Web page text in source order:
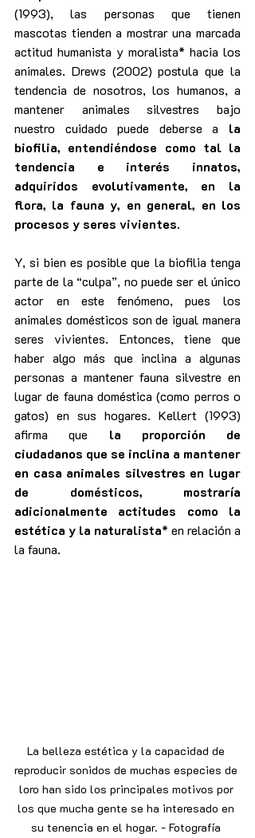
(1993), las personas que tienen
mascotas tienden a mostrar una marcada
actitud humanista y moralista* hacia los
animales. Drews (2002) postula que la
tendencia de nosotros, los humanos, a
mantener animales silvestres bajo
nuestro cuidado puede deberse a la
biofilia, entendiéndose como tal la
tendencia e interés innatos,
adquiridos evolutivamente, en la
flora, la fauna y, en general, en los
procesos y seres vivientes.
Y, si bien es posible que la biofilia tenga
parte de la “culpa”, no puede ser el único
actor en este fenómeno, pues los
animales domésticos son de igual manera
seres vivientes. Entonces, tiene que
haber algo más que inclina a algunas
personas a mantener fauna silvestre en
lugar de fauna doméstica (como perros o
gatos) en sus hogares. Kellert (1993)
afirma que la proporción de
ciudadanos que se inclina a mantener
en casa animales silvestres en lugar
de domésticos, mostraría
adicionalmente actitudes como la
estética y la naturalista* en relación a
la fauna.
La belleza estética y la capacidad de
reproducir sonidos de muchas especies de
loro han sido los principales motivos por
los que mucha gente se ha interesado en
su tenencia en el hogar. - Fotografía